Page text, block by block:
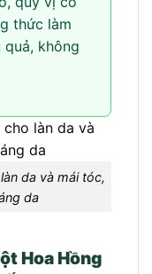
thức làm
không
da và mái tóc,
da
Hoa Hồng